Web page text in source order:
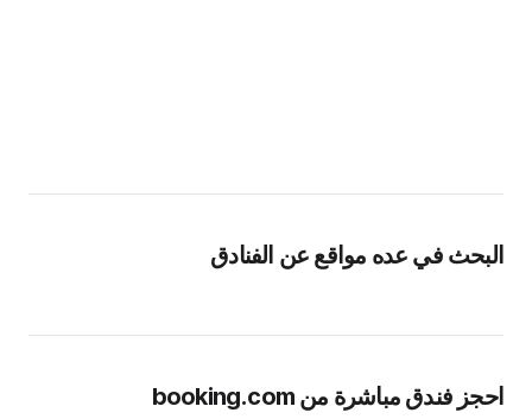
البحث في عده مواقع عن الفنادق
احجز فندق مباشرة من booking.com